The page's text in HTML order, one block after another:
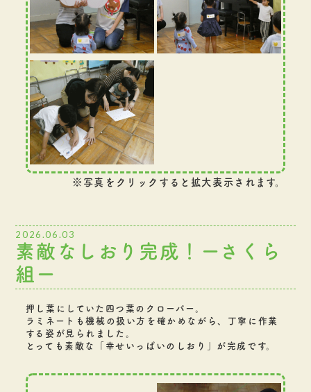
※写真をクリックすると拡大表示されます。
2026.06.03
素敵なしおり完成！ーさくら
組ー
押し葉にしていた四つ葉のクローバー。
ラミネートも機械の扱い方を確かめながら、丁寧に作業
する姿が見られました。
とっても素敵な「幸せいっぱいのしおり」が完成です。